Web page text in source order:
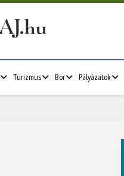
Turizmus Bor Pályázatok